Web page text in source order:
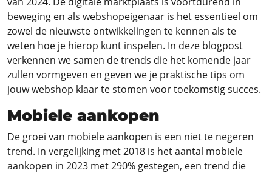
beweging en als webshopeigenaar is het essentieel om
zowel de nieuwste ontwikkelingen te kennen als te
weten hoe je hierop kunt inspelen. In deze blogpost
verkennen we samen de trends die het komende jaar
zullen vormgeven en geven we je praktische tips om
jouw webshop klaar te stomen voor toekomstig succes.
Mobiele aankopen
De groei van mobiele aankopen is een niet te negeren
trend. In vergelijking met 2018 is het aantal mobiele
aankopen in 2023 met 290% gestegen, een trend die